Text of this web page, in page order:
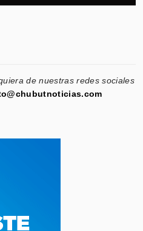
de nuestras redes sociales